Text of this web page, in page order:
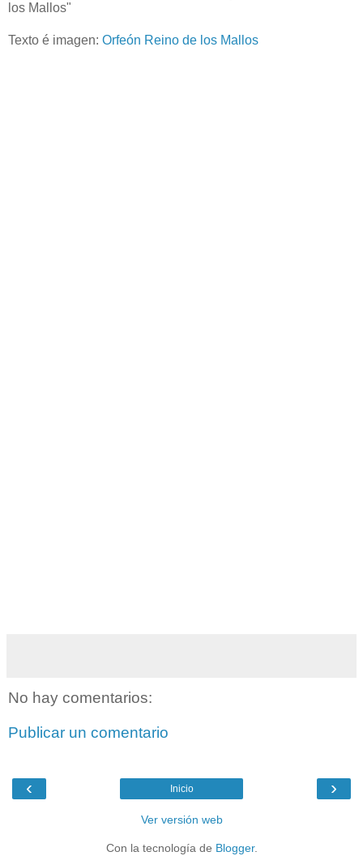
los Mallos"
Texto é imagen: Orfeón Reino de los Mallos
No hay comentarios:
Publicar un comentario
‹ ›
Inicio
Ver versión web
Con la tecnología de Blogger.